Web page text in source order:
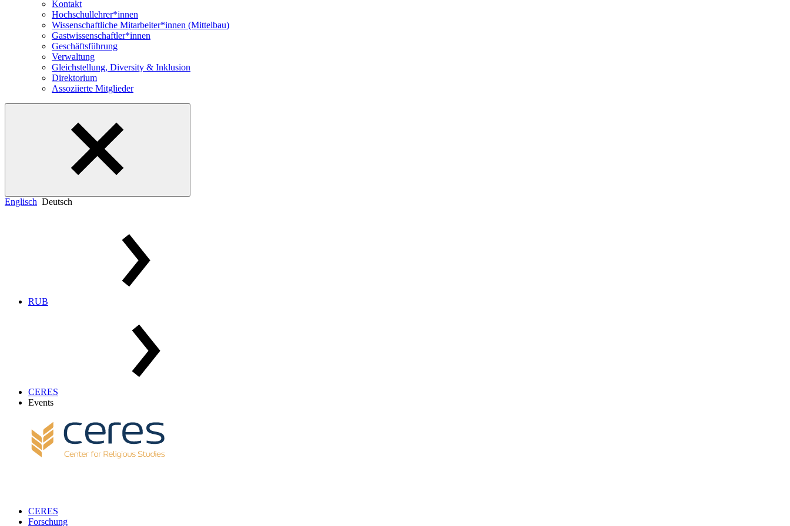
Kontakt
Hochschullehrer*innen
Wissenschaftliche Mitarbeiter*innen (Mittelbau)
Gastwissenschaftler*innen
Geschäftsführung
Verwaltung
Gleichstellung, Diversity & Inklusion
Direktorium
Assoziierte Mitglieder
Englisch Deutsch
RUB
CERES
Events
CERES
Forschung